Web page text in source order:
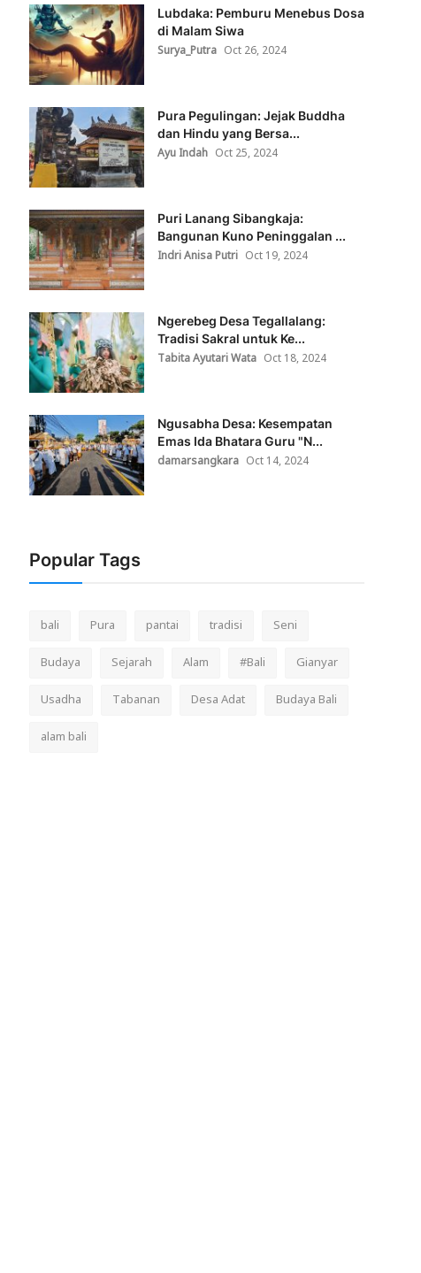
Lubdaka: Pemburu Menebus Dosa
di Malam Siwa
Surya_Putra Oct 26, 2024
Pura Pegulingan: Jejak Buddha
dan Hindu yang Bersa...
Ayu Indah Oct 25, 2024
Puri Lanang Sibangkaja:
Bangunan Kuno Peninggalan ...
Indri Anisa Putri Oct 19, 2024
Ngerebeg Desa Tegallalang:
Tradisi Sakral untuk Ke...
Tabita Ayutari Wata Oct 18, 2024
Ngusabha Desa: Kesempatan
Emas Ida Bhatara Guru "N...
damarsangkara Oct 14, 2024
Popular Tags
bali Pura pantai tradisi
Seni
Budaya
Sejarah Alam #Bali
Gianyar
Usadha
Tabanan Desa Adat
Budaya Bali
alam bali